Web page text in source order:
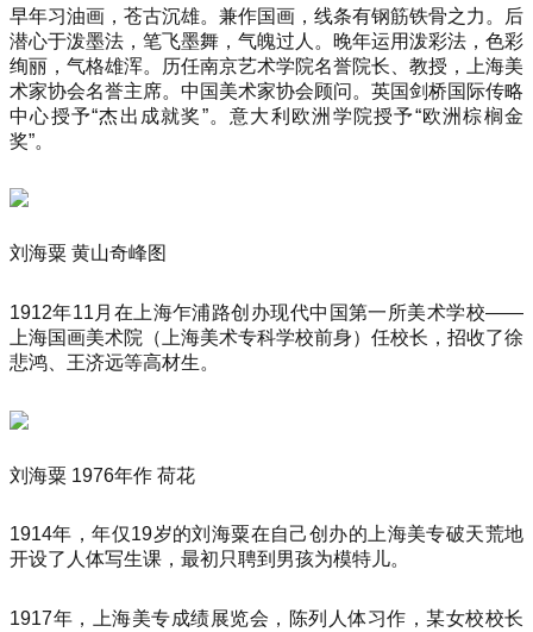
早年习油画，苍古沉雄。兼作国画，线条有钢筋铁骨之力。后
潜心于泼墨法，笔飞墨舞，气魄过人。晚年运用泼彩法，色彩
绚丽，气格雄浑。历任南京艺术学院名誉院长、教授，上海美
术家协会名誉主席。中国美术家协会顾问。英国剑桥国际传略
中心授予“杰出成就奖”。意大利欧洲学院授予“欧洲棕榈金
奖”。
刘海粟 黄山奇峰图
1912年11月在上海乍浦路创办现代中国第一所美术学校——
上海国画美术院（上海美术专科学校前身）任校长，招收了徐
悲鸿、王济远等高材生。
刘海粟 1976年作 荷花
1914年，年仅19岁的刘海粟在自己创办的上海美专破天荒地
开设了人体写生课，最初只聘到男孩为模特儿。
1917年，上海美专成绩展览会，陈列人体习作，某女校校长